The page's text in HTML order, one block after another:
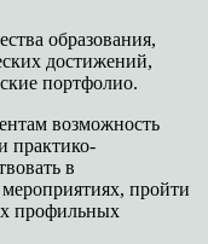
образования,
достижений,
портфолио.
возможность
практико-
в
пройти
профильных